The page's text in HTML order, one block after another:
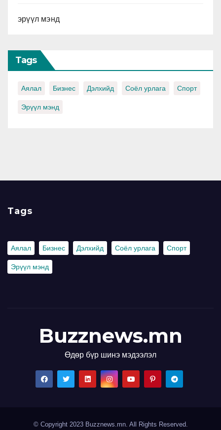
эрүүл мэнд
Tags
Аялал Бизнес Дэлхийд Соёл урлага Спорт
Эрүүл мэнд
Tags
Аялал Бизнес Дэлхийд Соёл урлага Спорт
Эрүүл мэнд
Buzznews.mn
Өдөр бүр шинэ мэдээлэл
© Copyright 2023 Buzznews.mn. All Rights Reserved.